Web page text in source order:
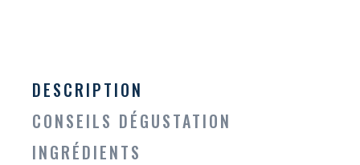
DESCRIPTION
CONSEILS DÉGUSTATION
INGRÉDIENTS